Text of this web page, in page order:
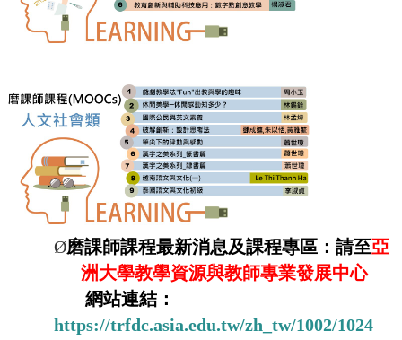
Ø磨課師課程最新消息及課程專區：請至亞
洲大學教學資源與教師專業發展中心
網站連結：
https://trfdc.asia.edu.tw/zh_tw/1002/1024